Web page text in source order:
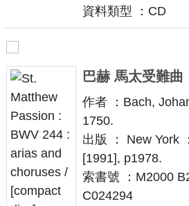
資料類型 ：CD
巴赫 馬太受難曲
作者 ：Bach,
1750.
出版 ： New York
[1991], p1978.
索書號 ：M2000
C024294